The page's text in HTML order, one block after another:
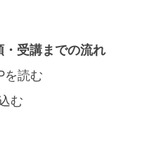
受講までの流れ
読む
む